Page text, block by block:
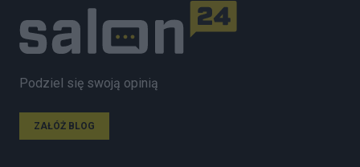
Podziel się swoją opinią
ZAŁÓŻ BLOG